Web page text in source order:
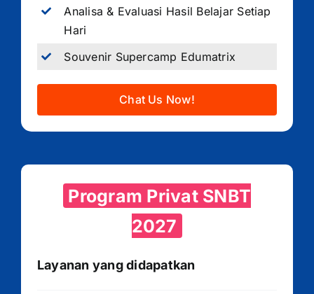
Analisa & Evaluasi Hasil Belajar Setiap
Hari
Souvenir Supercamp Edumatrix
Chat Us Now!
Program Privat SNBT
2027
Layanan yang didapatkan